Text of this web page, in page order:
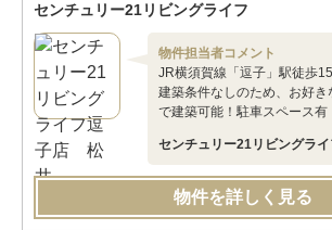
センチュリー21リビングライフ
物件担当者コメント
JR横須賀線「逗子」駅徒歩
建築条件なしのため、お好き
で建築可能！駐車スペース有
センチュリー21リビングラ
物件を詳しく見る